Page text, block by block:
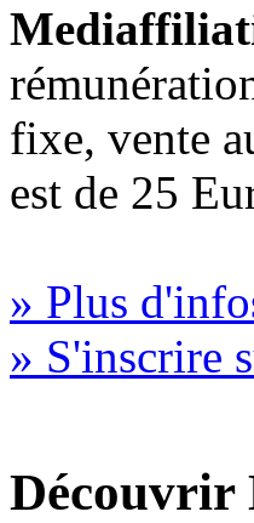
fixe, vente
est de 25
» Plus
» S'inscrire